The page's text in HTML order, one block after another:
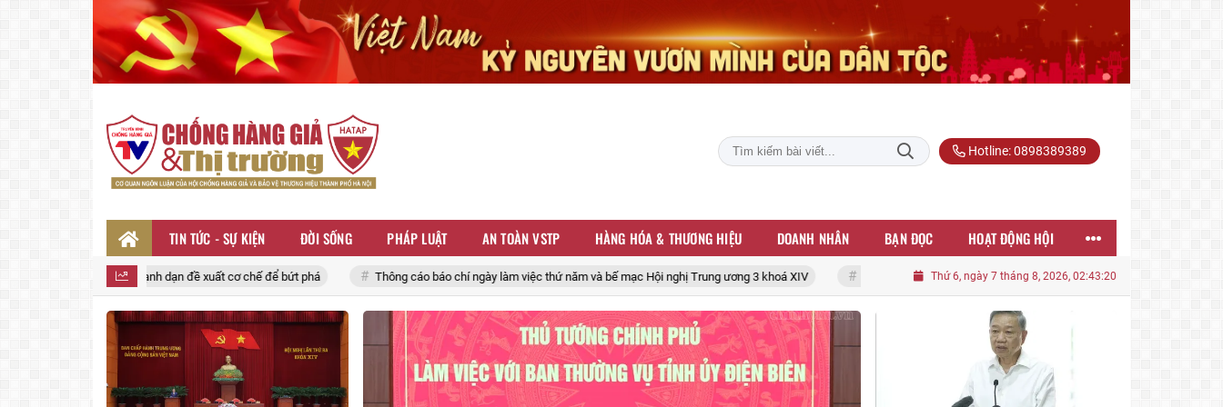
Hotline: 0898389389
TIN TỨC - SỰ KIỆN ĐỜI SỐNG PHÁP LUẬT AN TOÀN VSTP HÀNG HÓA & THƯƠNG HIỆU DOANH NHÂN BẠN ĐỌC HOẠT ĐỘNG HỘI
dạn đề xuất cơ chế để bứt phá Thông cáo báo chí ngày làm việc thứ năm và bế mạc Hội nghị Trung ương 3 khoá XIV Phát biểu bế mạc Hội nghị Trung ương 3, khóa XIV của Tổng Bí thư, Chủ tịch nước Tô Lâm
Thứ 6, ngày 7 tháng 8, 2026, 02:43:22